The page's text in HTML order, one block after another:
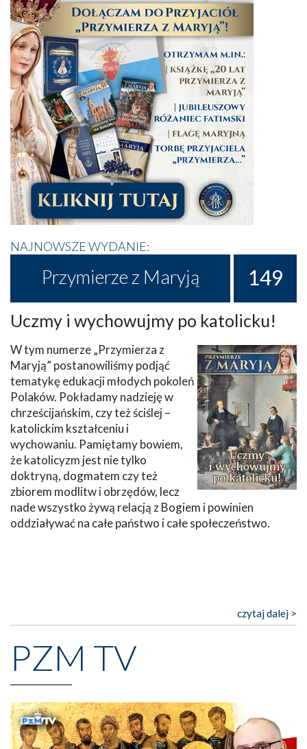
NAJNOWSZE WYDANIE:
Przymierze z Maryją 149
Uczmy i wychowujmy po katolicku!
W tym numerze „Przymierza z
Maryją” postanowiliśmy podjąć
tematykę edukacji młodych pokoleń
Polaków. Pokładamy nadzieję w
chrześcijańskim, czy też ściślej –
katolickim kształceniu i
wychowaniu. Pamiętamy bowiem,
że katolicyzm jest nie tylko
doktryną, dogmatem czy też
zbiorem modlitw i obrzędów, lecz
nade wszystko żywą relacją z Bogiem i powinien
oddziaływać na całe państwo i całe społeczeństwo.
czytaj dalej >
PZM TV